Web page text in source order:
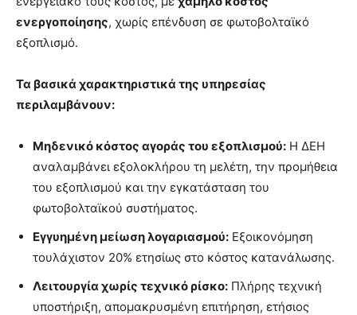
ενεργοποίησης, χωρίς επένδυση σε φωτοβολταϊκό
εξοπλισμό.
Τα βασικά χαρακτηριστικά της υπηρεσίας
περιλαμβάνουν:
Μηδενικό κόστος αγοράς του εξοπλισμού: Η ΔΕΗ
αναλαμβάνει εξολοκλήρου τη μελέτη, την προμήθεια
του εξοπλισμού και την εγκατάσταση του
φωτοβολταϊκού συστήματος.
Εγγυημένη μείωση λογαριασμού: Εξοικονόμηση
τουλάχιστον 20% ετησίως στο κόστος κατανάλωσης.
Λειτουργία χωρίς τεχνικό ρίσκο: Πλήρης τεχνική
υποστήριξη, απομακρυσμένη επιτήρηση, ετήσιος